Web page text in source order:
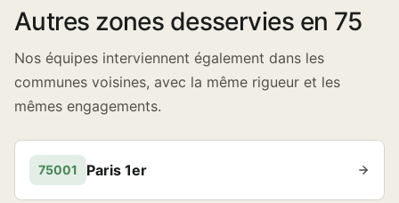
Autres zones desservies en 75
Nos équipes interviennent également dans les
communes voisines, avec la même rigueur et les
mêmes engagements.
75001 Paris 1er